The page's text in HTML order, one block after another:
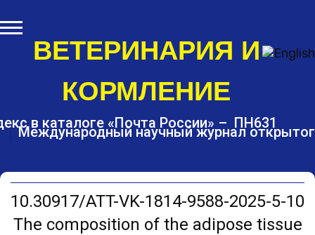
k
i
n
n
ВЕТЕРИНАРИЯ И
КОРМЛЕНИЕ
Международный научный журнал
в каталоге «Почта России» – ПН631
10.30917/ATT-VK-1814-9588-2025-5-10
The composition of the adipose tissue